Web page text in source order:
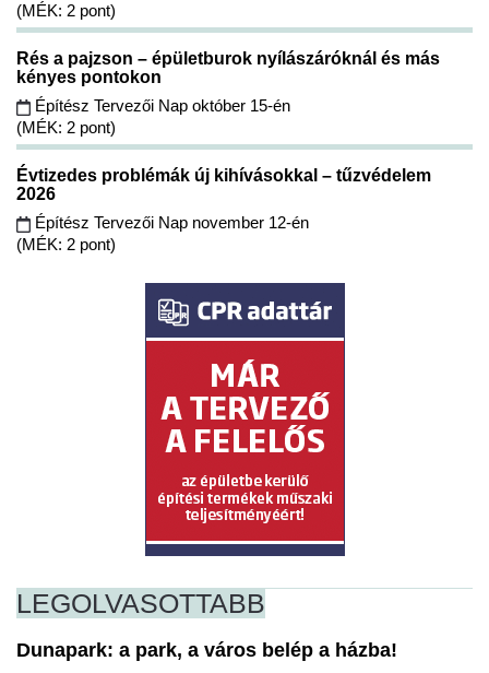
(MÉK: 2 pont)
Rés a pajzson – épületburok nyílászáróknál és más
kényes pontokon
Építész Tervezői Nap október 15-én
(MÉK: 2 pont)
Évtizedes problémák új kihívásokkal – tűzvédelem
2026
Építész Tervezői Nap november 12-én
(MÉK: 2 pont)
LEGOLVASOTTABB
Dunapark: a park, a város belép a házba!